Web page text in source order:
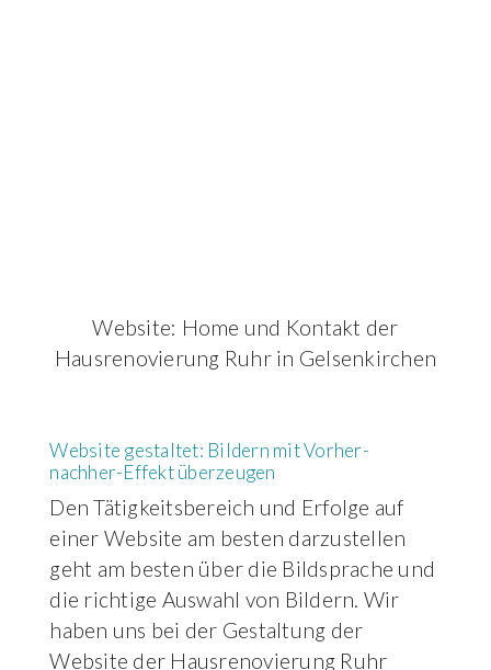
Website: Home und Kontakt der
Hausrenovierung Ruhr in Gelsenkirchen
Website gestaltet: Bildern mit Vorher-
nachher-Effekt überzeugen
Den Tätigkeitsbereich und Erfolge auf
einer Website am besten darzustellen
geht am besten über die Bildsprache und
die richtige Auswahl von Bildern. Wir
haben uns bei der Gestaltung der
Website der Hausrenovierung Ruhr